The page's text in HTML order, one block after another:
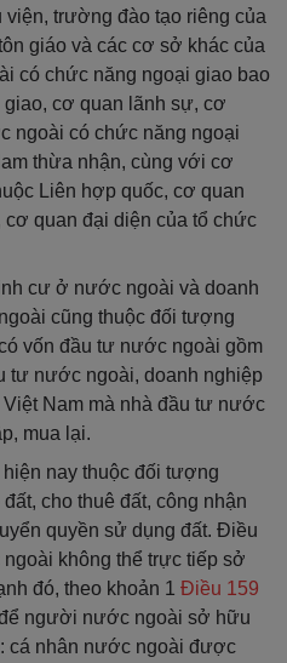
trường đào tạo riêng của
giáo và các cơ sở khác của
có chức năng ngoại giao bao
cơ quan lãnh sự, cơ
ngoài có chức năng ngoại
thừa nhận, cùng với cơ
Liên hợp quốc, cơ quan
quan đại diện của tổ chức
cư ở nước ngoài và doanh
cũng thuộc đối tượng
vốn đầu tư nước ngoài gồm
tư nước ngoài, doanh nghiệp
Nam mà nhà đầu tư nước
mua lại.
nay thuộc đối tượng
cho thuê đất, công nhận
quyền sử dụng đất. Điều
không thể trực tiếp sở
đó, theo khoản 1 Điều 159
người nước ngoài sở hữu
cá nhân nước ngoài được